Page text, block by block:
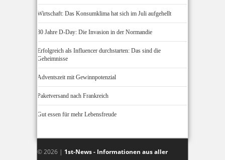
Wirtschaft: Das Konsumklima hat sich im Juli aufgehellt
80 Jahre D-Day: Die Invasion in der Normandie
Erfolgreich als Influencer durchstarten: Das sind die
Geheimnisse
Adventszeit mit Gewinnpotenzial
Paketversand nach Frankreich
Gut essen für mehr Lebensfreude
© 2026 | 1st-News - Informationen aus aller